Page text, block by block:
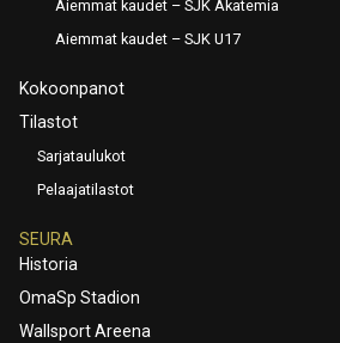
Aiemmat kaudet – SJK Akatemia
Aiemmat kaudet – SJK U17
Kokoonpanot
Tilastot
Sarjataulukot
Pelaajatilastot
SEURA
Historia
OmaSp Stadion
Wallsport Areena